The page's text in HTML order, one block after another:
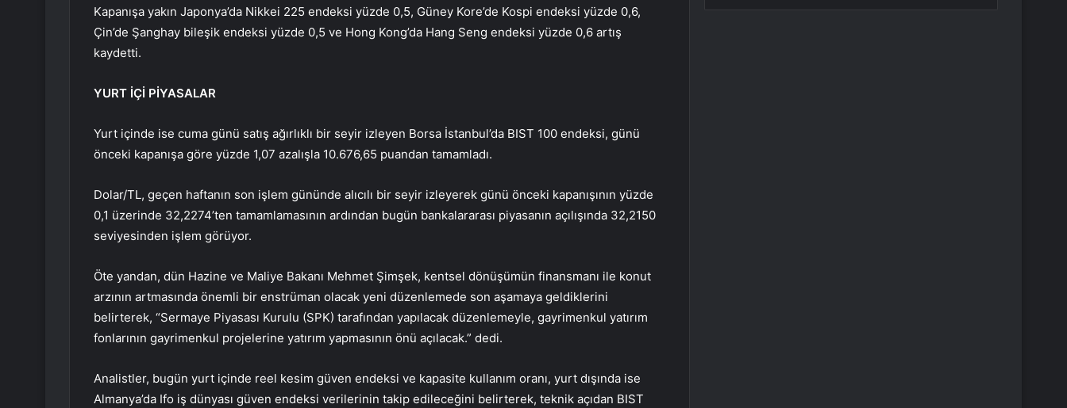
Kapanışa yakın Japonya’da Nikkei 225 endeksi yüzde 0,5, Güney Kore’de Kospi endeksi yüzde 0,6,
Çin’de Şanghay bileşik endeksi yüzde 0,5 ve Hong Kong’da Hang Seng endeksi yüzde 0,6 artış
kaydetti.
YURT İÇİ PİYASALAR
Yurt içinde ise cuma günü satış ağırlıklı bir seyir izleyen Borsa İstanbul’da BIST 100 endeksi, günü
önceki kapanışa göre yüzde 1,07 azalışla 10.676,65 puandan tamamladı.
Dolar/TL, geçen haftanın son işlem gününde alıcılı bir seyir izleyerek günü önceki kapanışının yüzde
0,1 üzerinde 32,2274’ten tamamlamasının ardından bugün bankalararası piyasanın açılışında 32,2150
seviyesinden işlem görüyor.
Öte yandan, dün Hazine ve Maliye Bakanı Mehmet Şimşek, kentsel dönüşümün finansmanı ile konut
arzının artmasında önemli bir enstrüman olacak yeni düzenlemede son aşamaya geldiklerini
belirterek, “Sermaye Piyasası Kurulu (SPK) tarafından yapılacak düzenlemeyle, gayrimenkul yatırım
fonlarının gayrimenkul projelerine yatırım yapmasının önü açılacak.” dedi.
Analistler, bugün yurt içinde reel kesim güven endeksi ve kapasite kullanım oranı, yurt dışında ise
Almanya’da Ifo iş dünyası güven endeksi verilerinin takip edileceğini belirterek, teknik açıdan BIST